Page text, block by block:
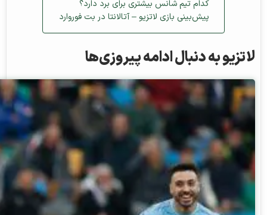
کدام تیم شانس بیشتری برای برد دارد؟
پیش‌بینی بازی لاتزیو – آتالانتا در بت فوروارد
لاتزیو به دنبال ادامه پیروزی‌ها